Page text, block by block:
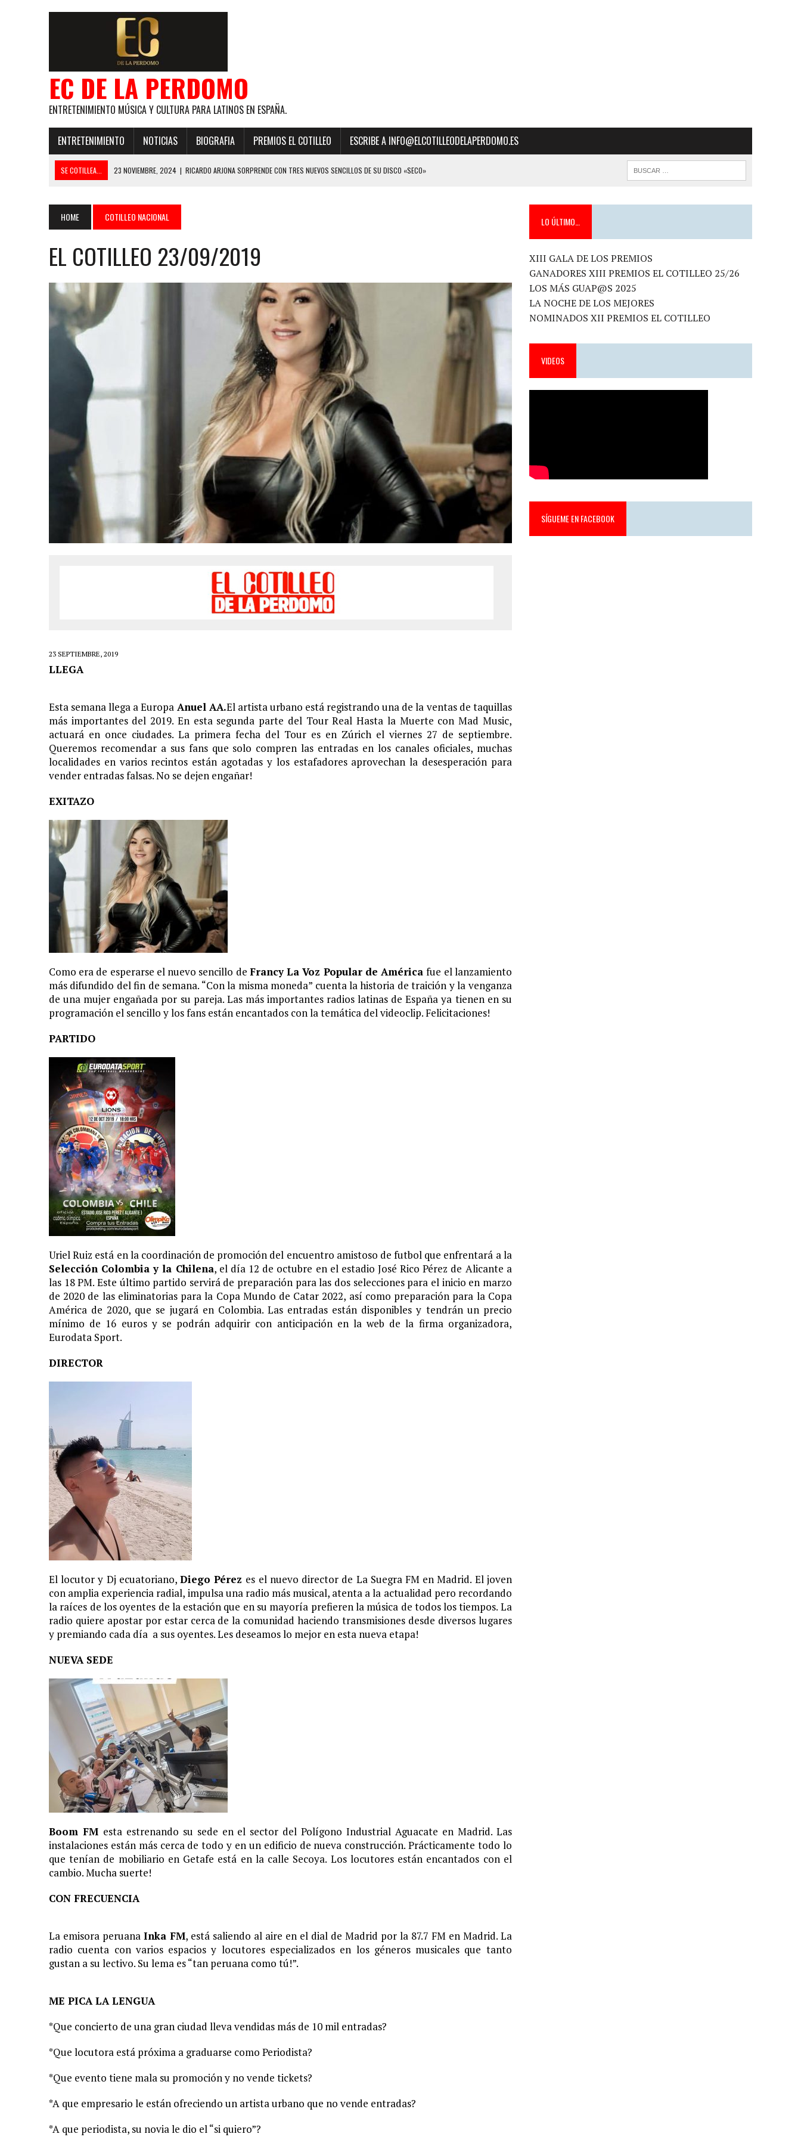
EC DE LA PERDOMO
ENTRETENIMIENTO MÚSICA Y CULTURA PARA LATINOS EN ESPAÑA.
ENTRETENIMIENTO NOTICIAS BIOGRAFIA PREMIOS EL COTILLEO ESCRIBE A INFO@ELCOTILLEODELAPERDOMO.ES
SE COTILLEA... 23 NOVIEMBRE, 2024 | RICARDO ARJONA SORPRENDE CON TRES NUEVOS SENCILLOS DE SU DISCO «SECO»
21 NOVIEMBRE, 2023 | ESLABON ARMADO SE LLEVA A CASA EL PREMIO BILLBOARD DE LA MÚSICA 2023 A “MEJOR CANCIÓN LATINA” POR SU ÉXITO
GLOBAL ELLA BAILA SOLA
31 MARZO, 2023
GRUPO NICHE ANUNCIA SUS FECHAS EN EUROPA
6 MARZO, 2023
MADRID SE RINDE AL CABALLERO DE LA SALSA
9 FEBRERO, 2023 |
FELIPE PELÁEZ, EL PRÍNCIPE DEL VALLENATO EN LA CANTERA ESTE 17 DE MARZO
31 ENERO, 2023
FOTOS X GALA DE PREMIOS EL COTILLEO 2023
30 ENERO, 2023
29 ENERO, 2023
FRANCY “LA REINA DE LA CANTINA” INVITADA SORPRESA EN LA X GALA DE LOS PREMIOS EL COTILLEO
29 ENERO, 2023
10 PERSONAS DE LOS 10 AÑOS
13 DICIEMBRE, 2022
NOMINADOS X GALA PREMIOS EL COTILLEO 2023
28 ABRIL, 2022
NOA SÁNCHEZ “LA MUÑEKA” PRESENTA SU DESBARATE!
20 ABRIL, 2022
“AHORA QUE TE VAS” LO NUEVO DE FRANCY LA REINA DE LA CANTINA!
10 ABRIL, 2022
ANDY RIVERA ACTÚA EL 29 DE ABRIL EN MADRID!
30 ENERO, 2022
LOS MEJORES VESTIDOS DE LA GALA
30 ENERO, 2022
IX GALA LOS QUE GANARON!
5 FEBRERO, 2021
ESTE LUNES, 15 DE FEBRERO A LAS 10 AM EN EL CANAL DE SANDRA LORENA PERDOMO EN YOUTUBE, «EL COTILLEO DE LA PERDOMO
LIVE»
25 OCTUBRE, 2020
EL COTILLEO 26/10/2020
18 OCTUBRE, 2020 | EL COTILLEO 19/10/2020
12 OCTUBRE, 2020 |
EL COTILLEO 12/10/2020
6 SEPTIEMBRE, 2020 | EL COTILLEO 07/09/2020
26 JULIO, 2020 | EL COTILLEO 27/07/2020
22 JUNIO, 2020
11 JUNIO, 2020 | ARJONA CUENTA LA HISTORIA DE ¨LA MAMÁ DE MOISÉS¨.
7 JUNIO, 2020
EL COTILLEO 08/06/2020
2 FEBRERO, 2026
XIII GALA DE LOS PREMIOS
1 FEBRERO, 2026
| GANADORES XIII PREMIOS EL COTILLEO 25/26
3 FEBRERO, 2025 | LOS MÁS GUAP@S 2025
2 DICIEMBRE, 2024
NOMINADOS XII PREMIOS EL COTILLEO
23 NOVIEMBRE, 2024
PREMIOS EL COTILLEO 24-25
1 FEBRERO, 2025
| LA NOCHE DE LOS MEJORES
HOME COTILLEO NACIONAL
EL COTILLEO 23/09/2019
23 SEPTIEMBRE, 2019
LLEGA
Esta semana llega a Europa Anuel AA.El artista urbano está registrando una de la ventas de taquillas
más importantes del 2019. En esta segunda parte del Tour Real Hasta la Muerte con Mad Music,
actuará en once ciudades. La primera fecha del Tour es en Zúrich el viernes 27 de septiembre.
Queremos recomendar a sus fans que solo compren las entradas en los canales oficiales, muchas
localidades en varios recintos están agotadas y los estafadores aprovechan la desesperación para
vender entradas falsas. No se dejen engañar!
EXITAZO
Como era de esperarse el nuevo sencillo de Francy La Voz Popular de Américafue el lanzamiento
más difundido del fin de semana. “Con la misma moneda” cuenta la historia de traición y la venganza
de una mujer engañada por su pareja. Las más importantes radios latinas de España ya tienen en su
programación el sencillo y los fans están encantados con la temática del videoclip. Felicitaciones!
PARTIDO
Uriel Ruiz está en la coordinación de promoción del encuentro amistoso de futbol que enfrentará a la
Selección Colombia y la Chilena, el día 12 de octubre en el estadio José Rico Pérez de Alicante a
las 18 PM. Este último partido servirá de preparación para las dos selecciones para el inicio en marzo
de 2020 de las eliminatorias para la Copa Mundo de Catar 2022, así como preparación para la Copa
América de 2020, que se jugará en Colombia. Las entradas están disponibles y tendrán un precio
mínimo de 16 euros y se podrán adquirir con anticipación en la web de la firma organizadora,
Eurodata Sport.
DIRECTOR
El locutor y Dj ecuatoriano,Diego Pérez es el nuevo director de La Suegra FM en Madrid. El joven
con amplia experiencia radial, impulsa una radio más musical, atenta a la actualidad pero recordando
la raíces de los oyentes de la estación que en su mayoría prefieren la música de todos los tiempos. La
radio quiere apostar por estar cerca de la comunidad haciendo transmisiones desde diversos lugares
y premiando cada día a sus oyentes. Les deseamos lo mejor en esta nueva etapa!
NUEVA SEDE
Boom FM esta estrenando su sede en el sector del Polígono Industrial Aguacate en Madrid. Las
instalaciones están más cerca de todo y en un edificio de nueva construcción. Prácticamente todo lo
que tenían de mobiliario en Getafe está en la calle Secoya. Los locutores están encantados con el
cambio. Mucha suerte!
CON FRECUENCIA
La emisora peruana Inka FM, está saliendo al aire en el dial de Madrid por la 87.7 FM en Madrid. La
radio cuenta con varios espacios y locutores especializados en los géneros musicales que tanto
gustan a su lectivo. Su lema es “tan peruana como tú!”.
ME PICA LA LENGUA
*Que concierto de una gran ciudad lleva vendidas más de 10 mil entradas?
*Que locutora está próxima a graduarse como Periodista?
*Que evento tiene mala su promoción y no vende tickets?
*A que empresario le están ofreciendo un artista urbano que no vende entradas?
*A que periodista, su novia le dio el “si quiero”?
LO ÚLTIMO…
XIII GALA DE LOS PREMIOS
GANADORES XIII PREMIOS EL COTILLEO 25/26
LOS MÁS GUAP@S 2025
LA NOCHE DE LOS MEJORES
NOMINADOS XII PREMIOS EL COTILLEO
VIDEOS
SÍGUEME EN FACEBOOK